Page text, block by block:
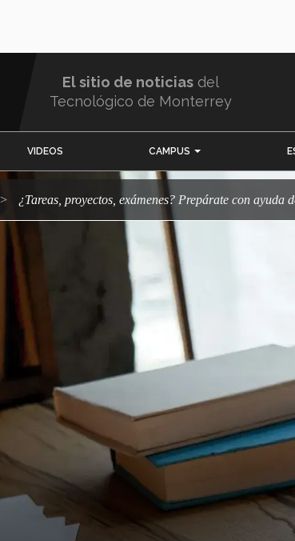
El sitio de noticias del
Tecnológico de Monterrey
VIDEOS CAMPUS
¿Tareas, proyectos, exámenes? Prepárate con